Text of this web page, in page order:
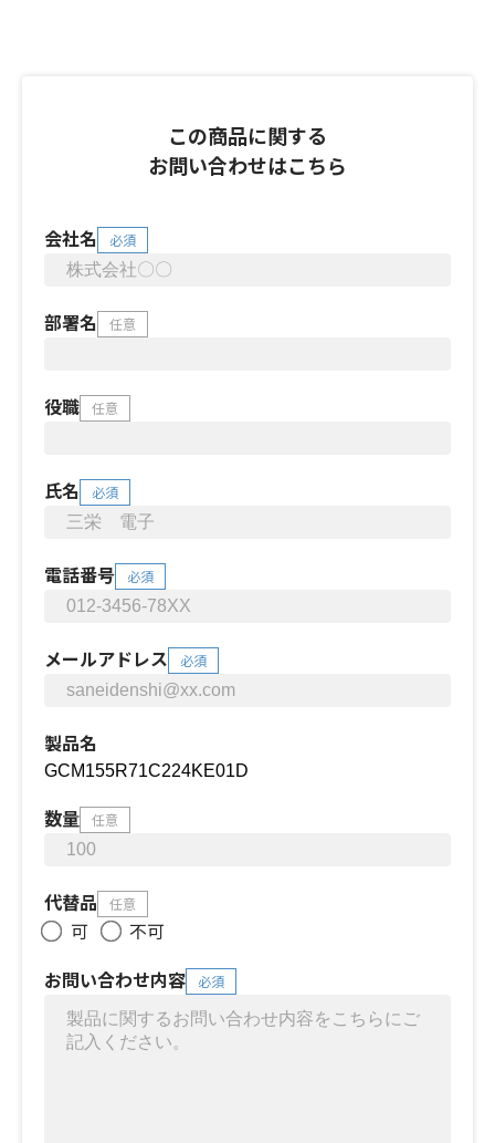
この商品に関する
お問い合わせはこちら
会社名 必須
部署名 任意
役職 任意
氏名 必須
電話番号 必須
メールアドレス 必須
製品名
数量 任意
代替品 任意
可
不可
お問い合わせ内容
必須